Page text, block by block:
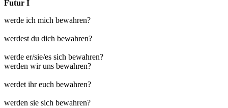
Futur I
werde ich mich bewahren?
werdest du dich bewahren?
werde er/sie/es sich bewahren?
werden wir uns bewahren?
werdet ihr euch bewahren?
werden sie sich bewahren?